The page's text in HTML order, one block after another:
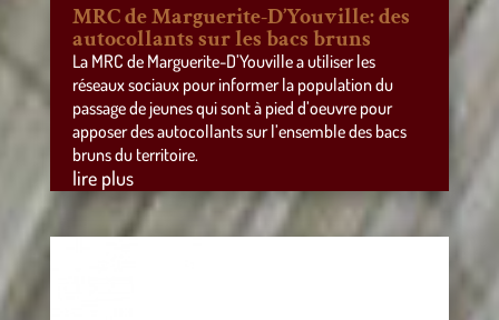
MRC de Marguerite-D’Youville: des
autocollants sur les bacs bruns
La MRC de Marguerite-D’Youville a utiliser les
réseaux sociaux pour informer la population du
passage de jeunes qui sont à pied d’oeuvre pour
apposer des autocollants sur l’ensemble des bacs
bruns du territoire.
lire plus